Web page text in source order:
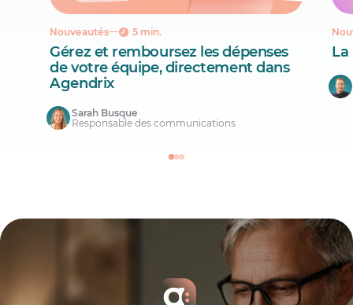
Nouveautés 5 min.
Gérez et remboursez les dépenses
de votre équipe, directement dans
Agendrix
Sarah Busque
Responsable des communications
La